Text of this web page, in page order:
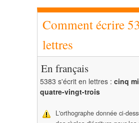
Comment écrire
lettres
En français
5383 s'écrit en lettres : cinq
quatre-vingt-trois
L'orthographe donnée ci-